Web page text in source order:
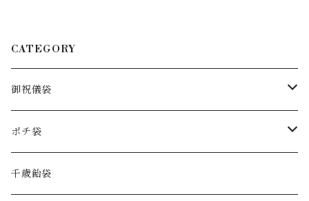
CATEGORY
御祝儀袋
花の御祝儀袋
手染め水引
ポチ袋
お正月
千歳飴袋